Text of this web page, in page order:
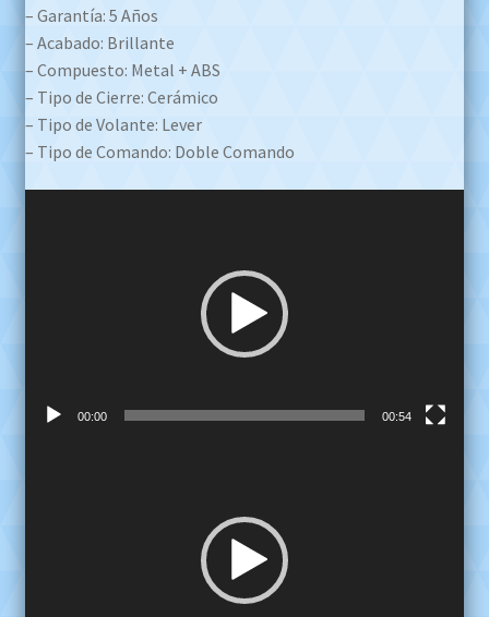
– Garantía: 5 Años
– Acabado: Brillante
– Compuesto: Metal + ABS
– Tipo de Cierre: Cerámico
– Tipo de Volante: Lever
– Tipo de Comando: Doble Comando
00:00 00:54